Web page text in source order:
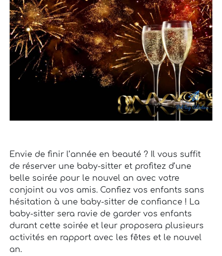
Envie de finir l’année en beauté ? Il vous suffit
de réserver une baby-sitter et profitez d’une
belle soirée pour le nouvel an avec votre
conjoint ou vos amis. Confiez vos enfants sans
hésitation à une baby-sitter de confiance ! La
baby-sitter sera ravie de garder vos enfants
durant cette soirée et leur proposera plusieurs
activités en rapport avec les fêtes et le nouvel
an.